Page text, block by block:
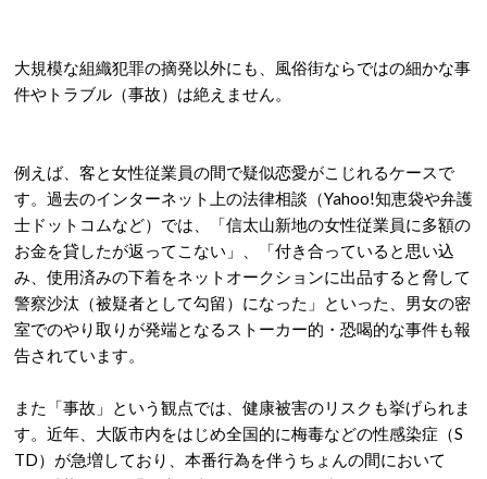
大規模な組織犯罪の摘発以外にも、風俗街ならではの細かな事
件やトラブル（事故）は絶えません。
例えば、客と女性従業員の間で疑似恋愛がこじれるケースで
す。過去のインターネット上の法律相談（Yahoo!知恵袋や弁護
士ドットコムなど）では、「信太山新地の女性従業員に多額の
お金を貸したが返ってこない」、「付き合っていると思い込
み、使用済みの下着をネットオークションに出品すると脅して
警察沙汰（被疑者として勾留）になった」といった、男女の密
室でのやり取りが発端となるストーカー的・恐喝的な事件も報
告されています。
また「事故」という観点では、健康被害のリスクも挙げられま
す。近年、大阪市内をはじめ全国的に梅毒などの性感染症（S
TD）が急増しており、本番行為を伴うちょんの間において